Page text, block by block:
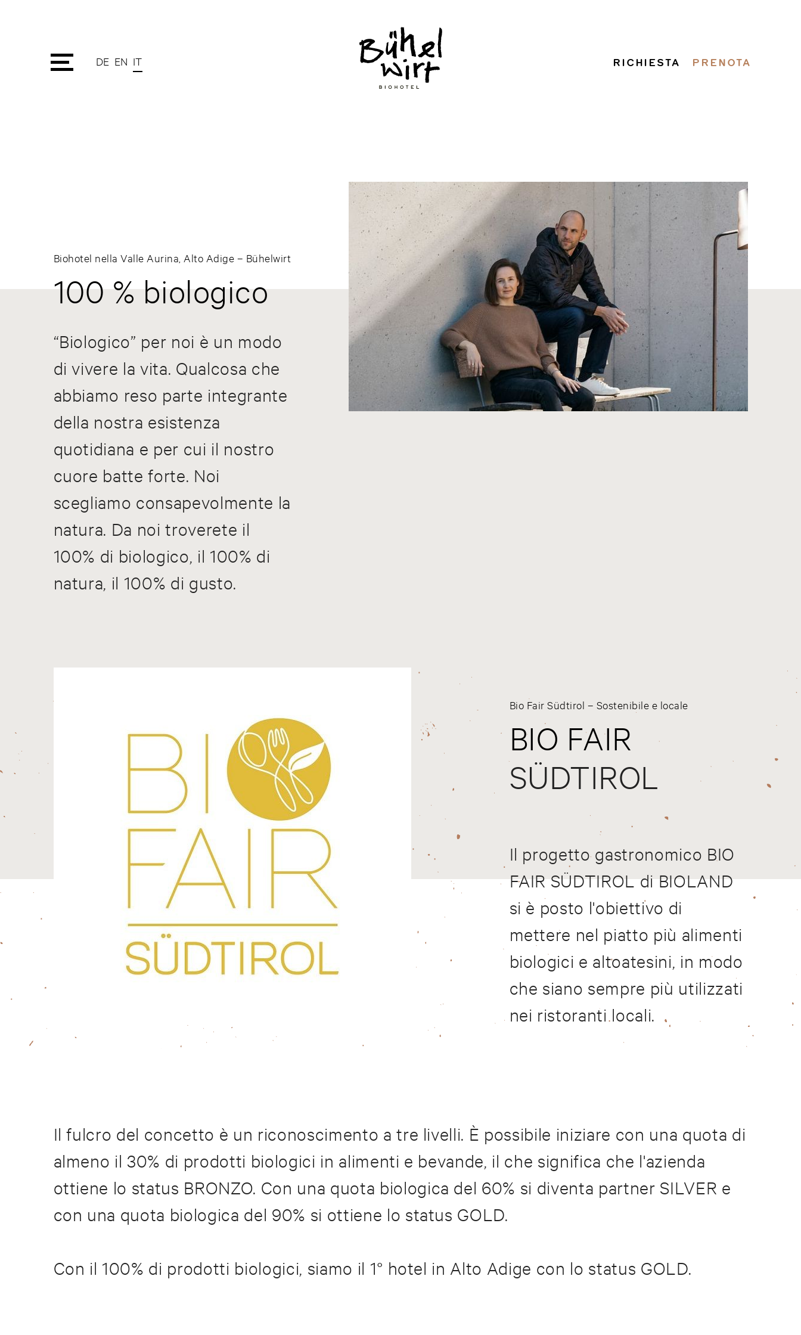
DE EN IT RICHIESTA PRENOTA
Biohotel nella Valle Aurina, Alto Adige – Bühelwirt
100 % biologico
“Biologico” per noi è un modo
di vivere la vita. Qualcosa che
abbiamo reso parte integrante
della nostra esistenza
quotidiana e per cui il nostro
cuore batte forte. Noi
scegliamo consapevolmente la
natura. Da noi troverete il
100% di biologico, il 100% di
natura, il 100% di gusto.
Bio Fair Südtirol – Sostenibile e locale
BIO FAIR
SÜDTIROL
Il progetto gastronomico BIO
FAIR SÜDTIROL di BIOLAND
si è posto l'obiettivo di
mettere nel piatto più alimenti
biologici e altoatesini, in modo
che siano sempre più utilizzati
nei ristoranti locali.
Il fulcro del concetto è un riconoscimento a tre livelli. È possibile iniziare con una quota di
almeno il 30% di prodotti biologici in alimenti e bevande, il che significa che l'azienda
ottiene lo status BRONZO. Con una quota biologica del 60% si diventa partner SILVER e
con una quota biologica del 90% si ottiene lo status GOLD.
Con il 100% di prodotti biologici, siamo il 1° hotel in Alto Adige con lo status GOLD.